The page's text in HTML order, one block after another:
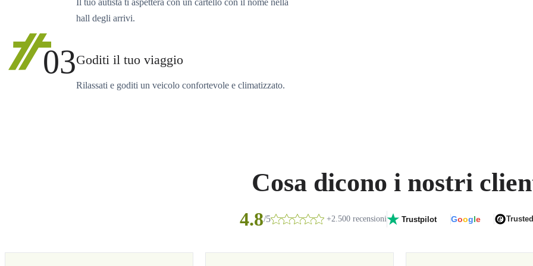
hall degli arrivi.
03Goditi il tuo viaggio
Rilassati e goditi un veicolo confortevole e climatizzato.
Cosa dicono i nostri
4.8/5 +2.500 recensioni Trustpilot Google